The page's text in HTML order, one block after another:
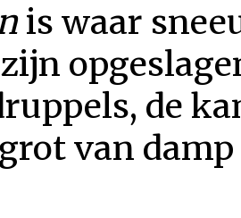
is waar
de
van